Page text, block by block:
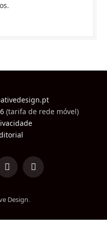
(tarifa de rede móvel)
InstagramTikTok
Design.